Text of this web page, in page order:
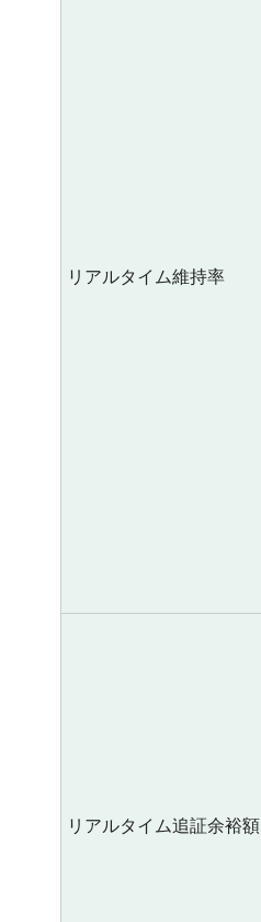
リアルタイム維持率
リアルタイム追証余裕額